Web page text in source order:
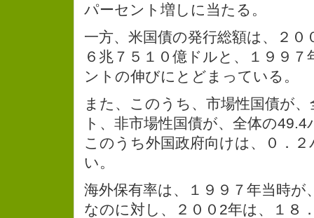
パーセント増しに当たる。
一方、米国債の発行総額は、２０
６兆７５１０億ドルと、１９９
ントの伸びにとどまっている。
また、このうち、市場性国債が
ト、非市場性国債が、全体の
このうち外国政府向けは、０．
い。
海外保有率は、１９９７年当時が
なのに対し、２００2年は、１８